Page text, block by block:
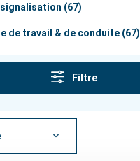
signalisation (67)
de travail & de conduite (67)
Filtre